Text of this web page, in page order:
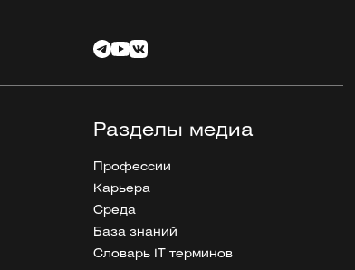
Разделы медиа
Профессии
Карьера
Среда
База знаний
Словарь IT терминов